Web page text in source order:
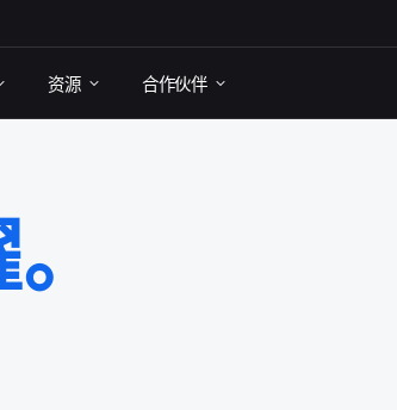
资源 合作​伙伴